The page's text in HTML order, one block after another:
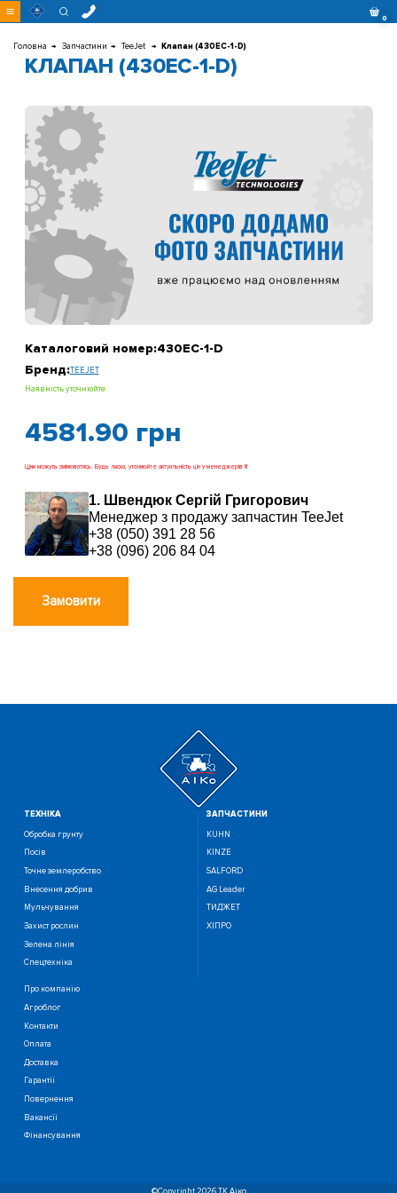
Перейти
до 0
Головна Запчастини TeeJet Клапан (430ЕС-1-D)
КЛАПАН (430ЕС-1-D)
Каталоговий номер:430ЕС-1-D
Бренд:TEEJET
Наявність уточнюйте
4581.90 грн
Ціни можуть змінюватись. Будь ласка, уточнюйте актуальність цін у менеджерів !!!
1. Швендюк Сергій Григорович
Менеджер з продажу запчастин TeeJet
+38 (050) 391 28 56
+38 (096) 206 84 04
Замовити
ТЕХНIКА
Обробка грунту
Посiв
Точне землеробство
Внесення добрив
Мульчування
Захист рослин
Зелена лінія
Спецтехніка
ЗАПЧАСТИНИ
KUHN
KINZE
SALFORD
AG Leader
ТИДЖЕТ
ХІПРО
Про компанію
Агроблог
Контакти
Оплата
Доставка
Гарантії
Повернення
Вакансії
Фінансування